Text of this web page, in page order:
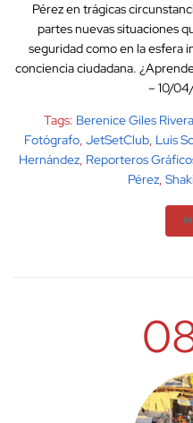
Pérez en trágicas
partes nuevas situaciones
seguridad como en la esfera
conciencia ciudadana.
– 10/
Tags: Berenice Giles Rivera
Fotógrafo, JetSetClub, Luis
Hernández, Reporteros
Pérez,